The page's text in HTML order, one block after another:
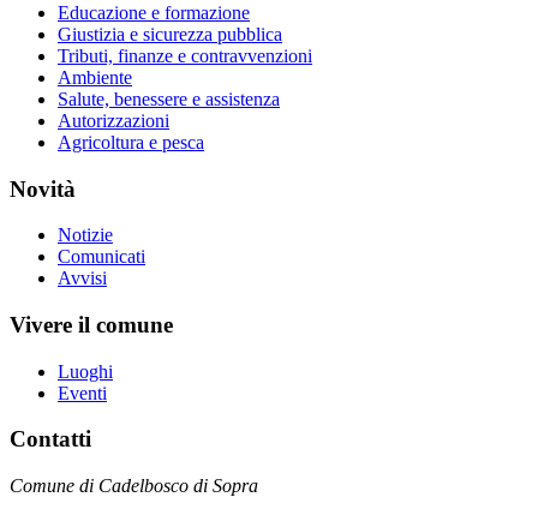
Educazione e formazione
Giustizia e sicurezza pubblica
Tributi, finanze e contravvenzioni
Ambiente
Salute, benessere e assistenza
Autorizzazioni
Agricoltura e pesca
Novità
Notizie
Comunicati
Avvisi
Vivere il comune
Luoghi
Eventi
Contatti
Comune di Cadelbosco di Sopra